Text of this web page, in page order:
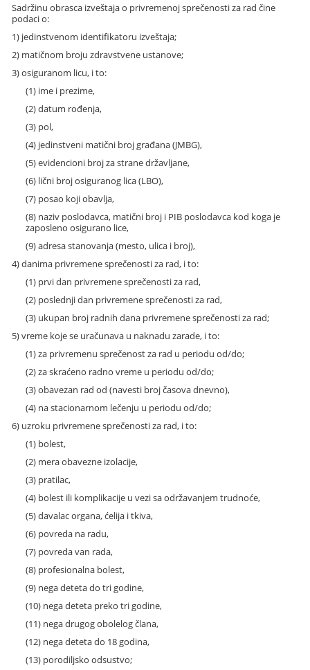
Sadržinu obrasca izveštaja o privremenoj sprečenosti za rad čine
podaci o:
1) jedinstvenom identifikatoru izveštaja;
2) matičnom broju zdravstvene ustanove;
3) osiguranom licu, i to:
(1) ime i prezime,
(2) datum rođenja,
(3) pol,
(4) jedinstveni matični broj građana (JMBG),
(5) evidencioni broj za strane državljane,
(6) lični broj osiguranog lica (LBO),
(7) posao koji obavlja,
(8) naziv poslodavca, matični broj i PIB poslodavca kod koga je
zaposleno osigurano lice,
(9) adresa stanovanja (mesto, ulica i broj),
4) danima privremene sprečenosti za rad, i to:
(1) prvi dan privremene sprečenosti za rad,
(2) poslednji dan privremene sprečenosti za rad,
(3) ukupan broj radnih dana privremene sprečenosti za rad;
5) vreme koje se uračunava u naknadu zarade, i to:
(1) za privremenu sprečenost za rad u periodu od/do;
(2) za skraćeno radno vreme u periodu od/do;
(3) obavezan rad od (navesti broj časova dnevno),
(4) na stacionarnom lečenju u periodu od/do;
6) uzroku privremene sprečenosti za rad, i to:
(1) bolest,
(2) mera obavezne izolacije,
(3) pratilac,
(4) bolest ili komplikacije u vezi sa održavanjem trudnoće,
(5) davalac organa, ćelija i tkiva,
(6) povreda na radu,
(7) povreda van rada,
(8) profesionalna bolest,
(9) nega deteta do tri godine,
(10) nega deteta preko tri godine,
(11) nega drugog obolelog člana,
(12) nega deteta do 18 godina,
(13) porodiljsko odsustvo;